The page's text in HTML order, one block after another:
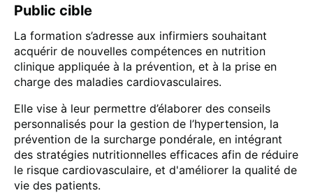
Public cible
La formation s’adresse aux infirmiers souhaitant
acquérir de nouvelles compétences en nutrition
clinique appliquée à la prévention, et à la prise en
charge des maladies cardiovasculaires.
Elle vise à leur permettre d’élaborer des conseils
personnalisés pour la gestion de l’hypertension, la
prévention de la surcharge pondérale, en intégrant
des stratégies nutritionnelles efficaces afin de réduire
le risque cardiovasculaire, et d'améliorer la qualité de
vie des patients.